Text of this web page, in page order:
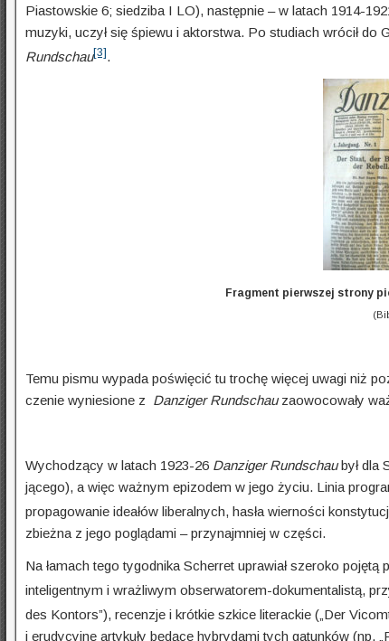
Piastow­skie 6; siedziba I LO), następnie – w latach 1914-
muzyki, uczył się śpiewu i aktorstwa. Po studiach wrócił do
Rundschau[3] .
Fragment pierwszej strony
Temu pismu wypada poświęcić tu trochę więcej uwagi niż
czenie wyniesione z Danziger Rundschauzaowocowały
Wychodzący w latach 1923-26 Danziger Rundschaubył dla
jącego), a więc ważnym epizodem w jego życiu. Linia
propagowanie ideałów liberalnych, hasła wierności
zbieżna z jego poglądami – przynajmniej w części.
Na łamach tego tygodnika Scherret uprawiał szeroko
inteligentnym i wrażliwym obserwatorem-dokumentalistą,
des Kontors”), recenzje i krótkie szkice literackie („Der
i erudycyjne artykuły będące hybrydami tych gatunków (np.